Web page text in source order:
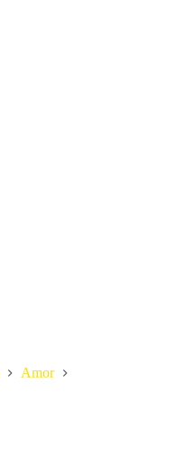
Amor